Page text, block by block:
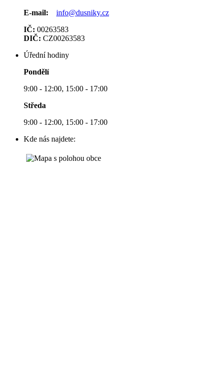
E-mail:
info@dusniky.cz
IČ: 00263583
DIČ: CZ00263583
Úřední hodiny
Pondělí
9:00 - 12:00, 15:00 - 17:00
Středa
9:00 - 12:00, 15:00 - 17:00
Kde nás najdete: